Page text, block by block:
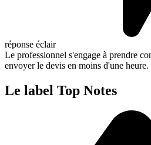
réponse éclair
Le professionnel s'engage à prendre
envoyer le devis en moins d'une heure.
Le label Top Notes